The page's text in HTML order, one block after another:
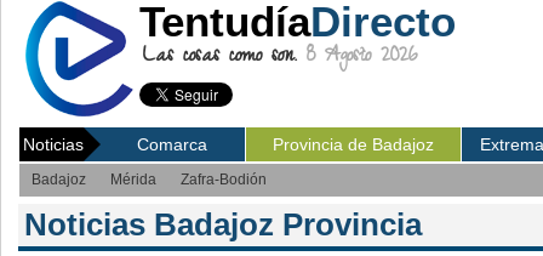
TentudíaDirecto
Las cosas como son. 8 Agosto 2026
Noticias Comarca Provincia de Badajoz
Badajoz Mérida Zafra-Bodión
Noticias Badajoz Provincia